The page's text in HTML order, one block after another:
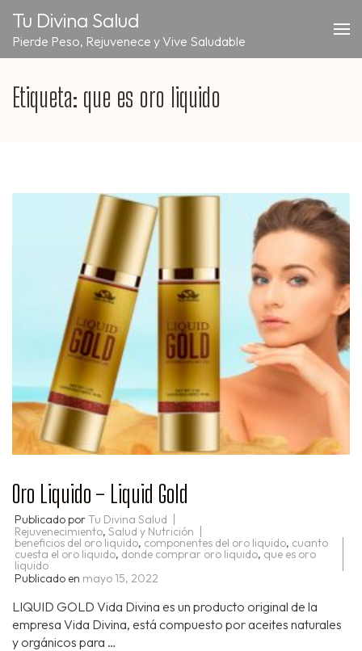
contenido
(presiona
tecla
Tu Divina Salud
Pierde Peso, Rejuvenece y Vive Saludable
Etiqueta: que es oro liquido
Oro Liquido – Liquid Gold
Publicado porTu Divina Salud
Rejuvenecimiento, Salud y Nutrición
beneficios del oro liquido,componentes del oro liquido, cuanto
cuesta el oro liquido, donde comprar oro liquido,que es oro
liquido
Publicado en mayo 15, 2022
LIQUID GOLD Vida Divina es un producto original de la
empresa Vida Divina, está compuesto por aceites naturales
y orgánicos para …